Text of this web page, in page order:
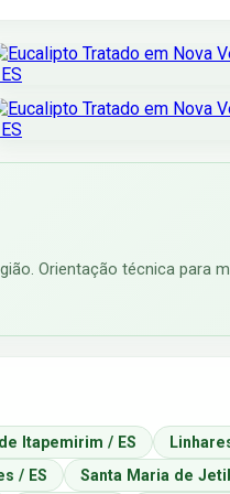
Orientação técnica para
Itapemirim / ES
/ ES Santa Maria de